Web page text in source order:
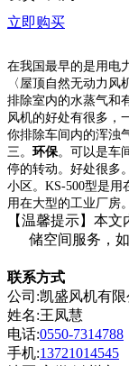
立即购买
在我国最早的是用电
〈屋顶自然无动力
排除室内的水蒸气和
风机的好处有很多，
你排除车间内的浑浊
三。 环保。可以是车
停的转动。好处很多
小区。 KS-500型是用
用在大型的工业厂房。
【温馨提示】本
储空间服务，
联系方式
公司:凯盛风机有限
姓名:王凤慧
电话:0550-7314788
手机:13721014545